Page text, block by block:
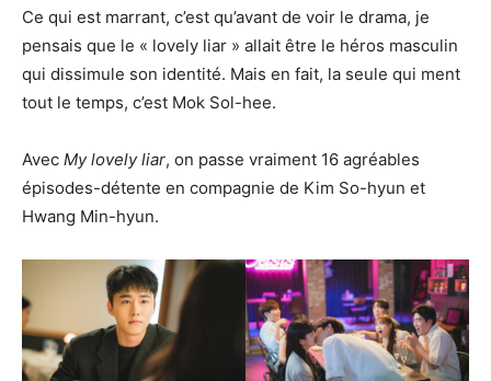
Ce qui est marrant, c’est qu’avant de voir le drama, je
pensais que le « lovely liar » allait être le héros masculin
qui dissimule son identité. Mais en fait, la seule qui ment
tout le temps, c’est Mok Sol-hee.
Avec My lovely liar, on passe vraiment 16 agréables
épisodes-détente en compagnie de Kim So-hyun et
Hwang Min-hyun.